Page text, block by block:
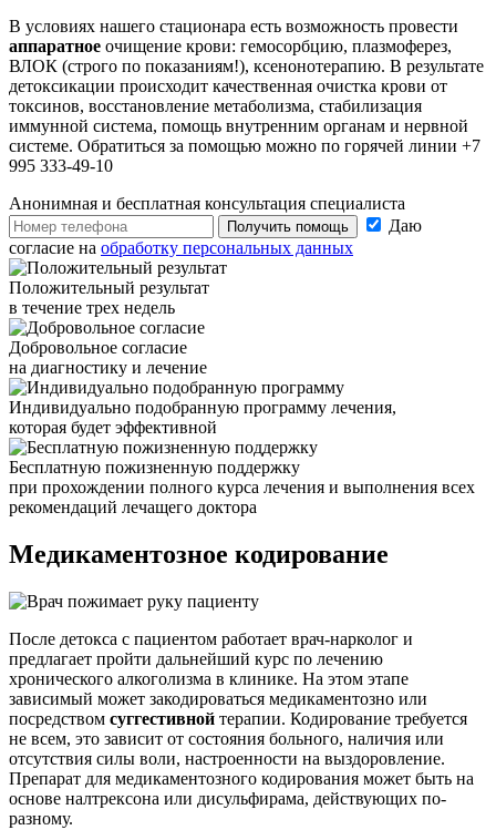
В условиях нашего стационара есть возможность провести
аппаратное очищение крови: гемосорбцию, плазмоферез,
ВЛОК (строго по показаниям!), ксенонотерапию. В результате
детоксикации происходит качественная очистка крови от
токсинов, восстановление метаболизма, стабилизация
иммунной система, помощь внутренним органам и нервной
системе. Обратиться за помощью можно по горячей линии +7
995 333-49-10
Анонимная и бесплатная консультация специалиста
Получить помощь
Даю
согласие на обработку персональных данных
Положительный результат
в течение трех недель
Добровольное согласие
на диагностику и лечение
Индивидуально подобранную программу лечения,
которая будет эффективной
Бесплатную пожизненную поддержку
при прохождении полного курса лечения и выполнения всех
рекомендаций лечащего доктора
Медикаментозное кодирование
После детокса с пациентом работает врач-нарколог и
предлагает пройти дальнейший курс по лечению
хронического алкоголизма в клинике. На этом этапе
зависимый может закодироваться медикаментозно или
посредством суггестивной терапии. Кодирование требуется
не всем, это зависит от состояния больного, наличия или
отсутствия силы воли, настроенности на выздоровление.
Препарат для медикаментозного кодирования может быть на
основе налтрексона или дисульфирама, действующих по-
разному.